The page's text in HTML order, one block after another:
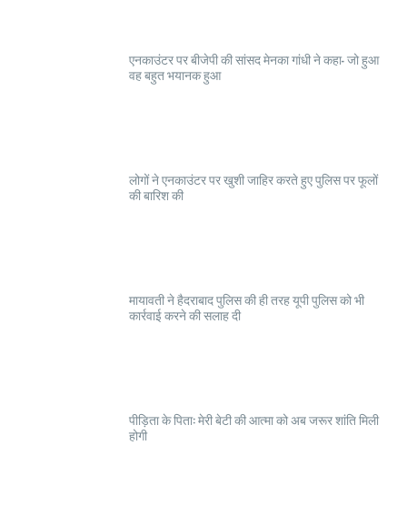
एनकाउंटर पर बीजेपी की सांसद मेनका गांधी ने कहा- जो हुआ
वह बहुत भयानक हुआ
लोगों ने एनकाउंटर पर खुशी जाहिर करते हुए पुलिस पर फूलों
की बारिश की
मायावती ने हैदराबाद पुलिस की ही तरह यूपी पुलिस को भी
कार्रवाई करने की सलाह दी
पीड़िता के पिता: मेरी बेटी की आत्मा को अब जरूर शांति मिली
होगी